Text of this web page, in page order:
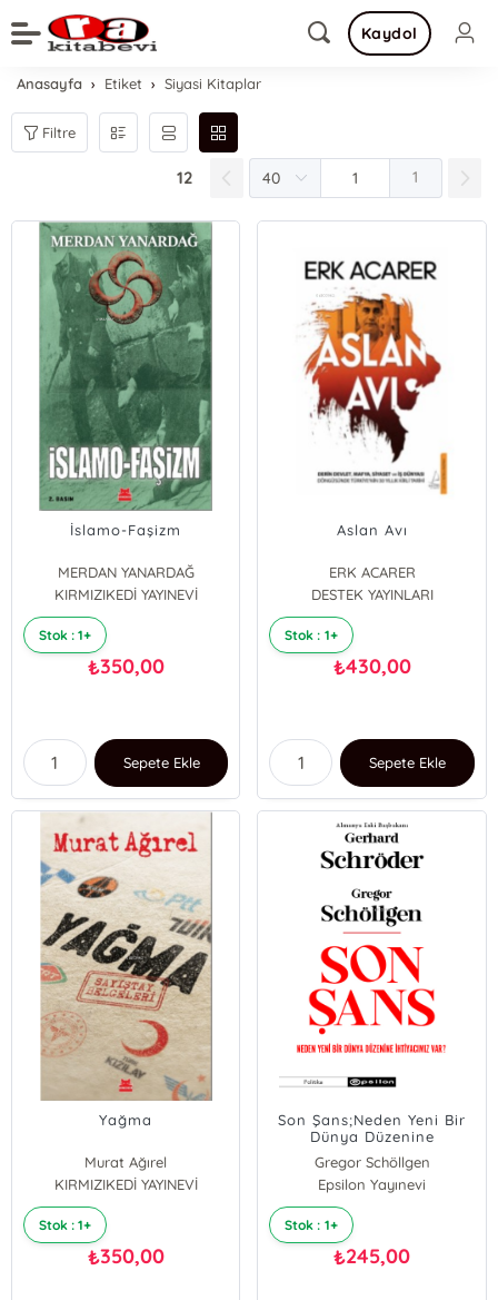
Kaydol
Anasayfa Etiket Siyasi Kitaplar
Filtre
12 1
İslamo-Faşizm
MERDAN YANARDAĞ
KIRMIZIKEDİ YAYINEVİ
Stok : 1+
₺350,00
Sepete Ekle
Aslan Avı
ERK ACARER
DESTEK YAYINLARI
Stok : 1+
₺430,00
Sepete Ekle
Yağma
Murat Ağırel
KIRMIZIKEDİ YAYINEVİ
Stok : 1+
₺350,00
Son Şans;Neden Yeni Bir
Dünya Düzenine
İhtiyacımız Var?
Gregor Schöllgen
Gerhard Schröder
Epsilon Yayınevi
Stok : 1+
₺245,00